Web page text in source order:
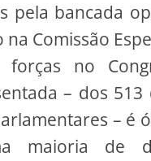
pela bancada
Comissão
no
– dos
– é
de